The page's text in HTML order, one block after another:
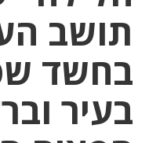
בחשד
בעיר